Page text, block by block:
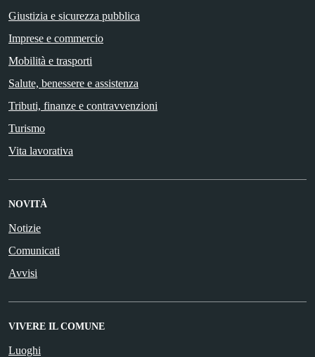
Giustizia e sicurezza pubblica
Imprese e commercio
Mobilità e trasporti
Salute, benessere e assistenza
Tributi, finanze e contravvenzioni
Turismo
Vita lavorativa
NOVITÀ
Notizie
Comunicati
Avvisi
VIVERE IL COMUNE
Luoghi